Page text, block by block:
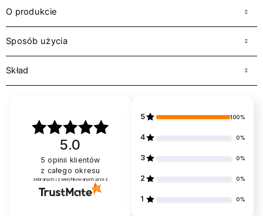
O produkcie
Sposób użycia
Skład
5.0
5 opinii klientów
z całego okresu
zebranych i zweryfikowanych przez
5 100%
4 0%
3 0%
2 0%
1 0%